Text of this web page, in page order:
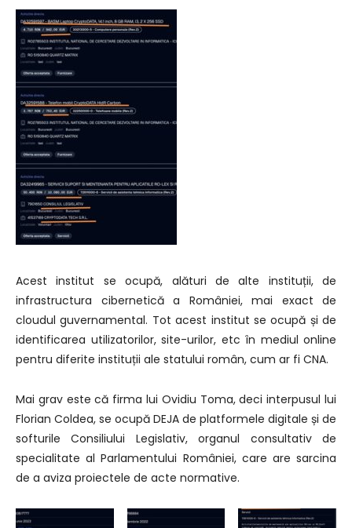
Acest institut se ocupă, alături de alte instituții, de
infrastructura cibernetică a României, mai exact de
cloudul guvernamental. Tot acest institut se ocupă și de
identificarea utilizatorilor, site-urilor, etc în mediul online
pentru diferite instituții ale statului român, cum ar fi CNA.
Mai grav este că firma lui Ovidiu Toma, deci interpusul lui
Florian Coldea, se ocupă DEJA de platformele digitale și de
softurile Consiliului Legislativ, organul consultativ de
specialitate al Parlamentului României, care are sarcina
de a aviza proiectele de acte normative.